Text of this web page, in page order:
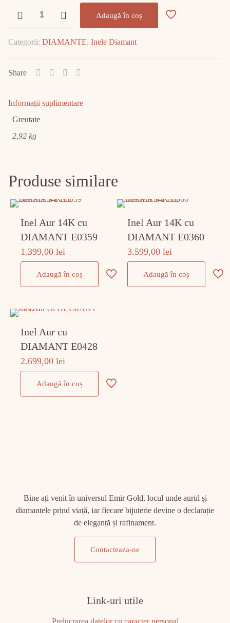
Inel
Alb
Diamant
Adaugă în coș
Categorii: DIAMANTE, Inele Diamant
Share
Informații suplimentare
Greutate
2,92 kg
Produse similare
Inel Aur 14K cu
DIAMANT E0359
1.399,00lei
Adaugă în coș
Inel Aur 14K cu
DIAMANT E0360
3.599,00lei
Adaugă în coș
Inel Aur cu
DIAMANT E0428
2.699,00lei
Adaugă în coș
Bine ați venit în universul Emir Gold, locul unde aurul și
diamantele prind viață, iar fiecare bijuterie devine o declarație
de eleganță și rafinament.
Contacteaza-ne
Link-uri utile
Prelucrarea datelor cu caracter personal